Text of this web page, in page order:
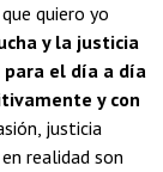
quiero yo
y la justicia
para el día a día
y con
justicia
realidad son